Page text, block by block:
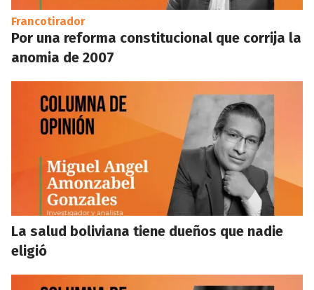
Francotirador
Por una reforma constitucional que corrija la
anomia de 2007
La salud boliviana tiene dueños que nadie
eligió